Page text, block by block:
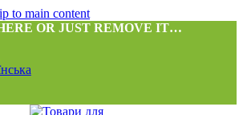
to main content
OR JUST REMOVE IT…